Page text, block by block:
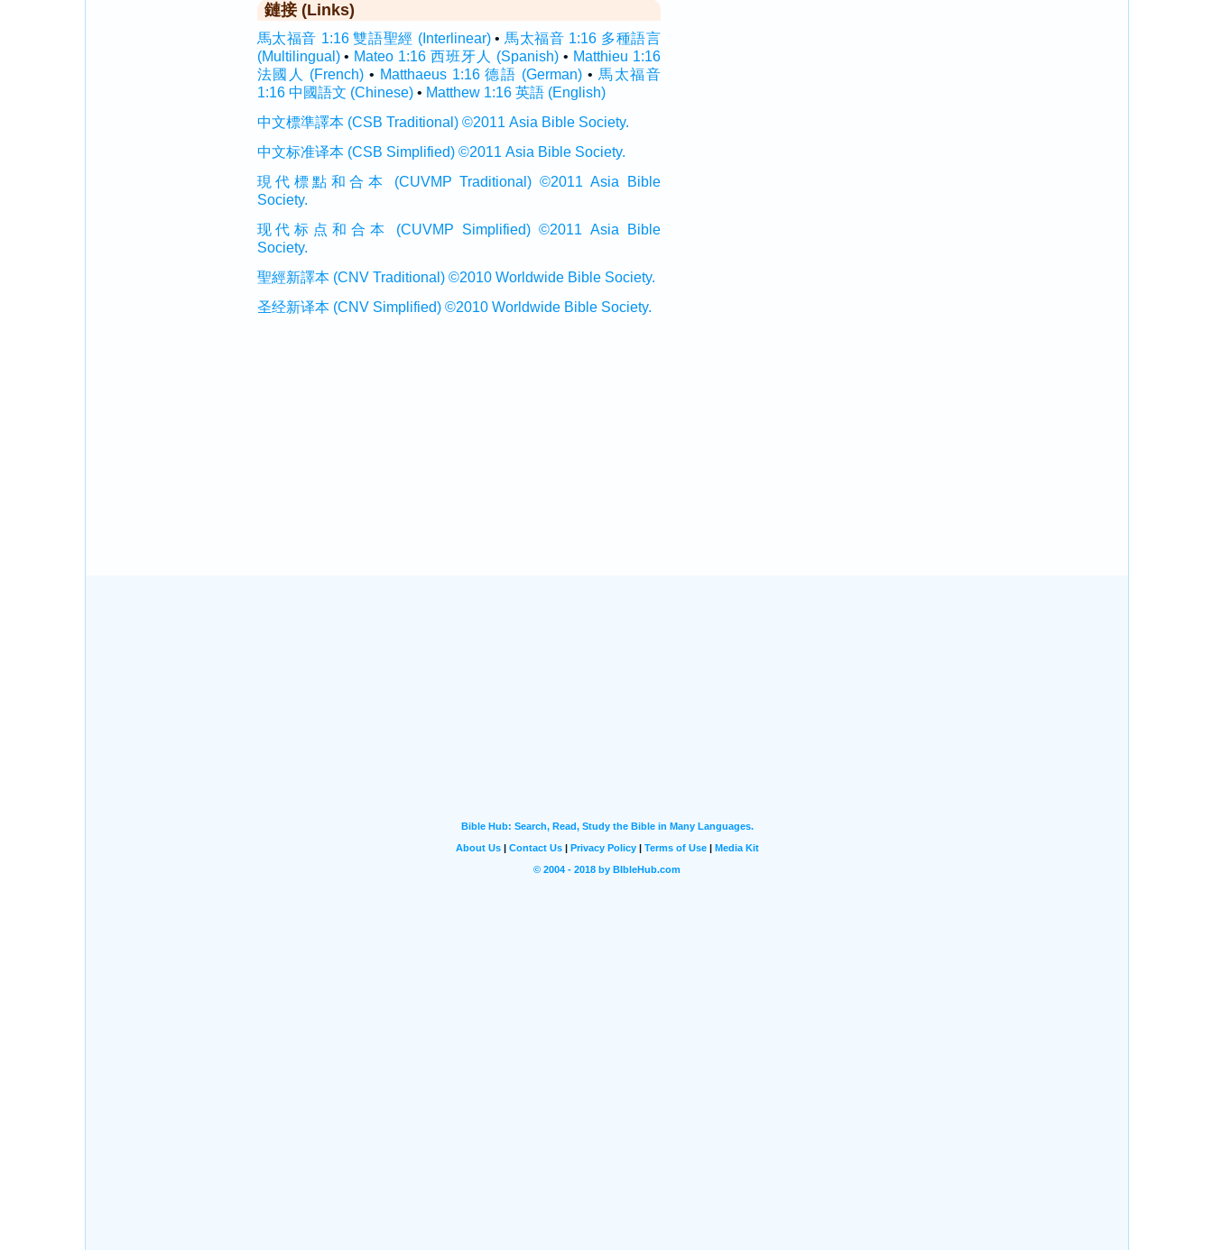
鏈接 (Links)
馬太福音 1:16 雙語聖經 (Interlinear)• 馬太福音 1:16 多種語言
(Multilingual)• Mateo 1:16 西班牙人 (Spanish) • Matthieu 1:16
法國人 (French) • Matthaeus 1:16 德語 (German) • 馬太福音
1:16 中國語文 (Chinese)• Matthew 1:16 英語 (English)
中文標準譯本 (CSB Traditional) ©2011 Asia Bible Society.
中文标准译本 (CSB Simplified) ©2011 Asia Bible Society.
現代標點和合本 (CUVMP Traditional) ©2011 Asia Bible
Society.
现代标点和合本 (CUVMP Simplified) ©2011 Asia Bible
Society.
聖經新譯本 (CNV Traditional) ©2010 Worldwide Bible Society.
圣经新译本 (CNV Simplified) ©2010 Worldwide Bible Society.